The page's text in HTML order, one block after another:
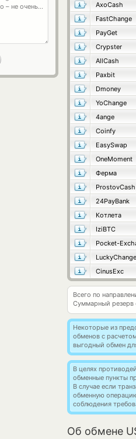
AxoCash
FastChange
PayGet
Crypster
AllCash
Paxbit
Dmoney
YoChange
4ange
Coinfy
EasySwap
OneMoment
Ферма
ProstovCash
24PayBank
Котлета
IziBTC
Pocket-
LuckyChange
CinusExc
Всего по
Суммарный резерв
Некоторые из
обменов с
выгодный обмен
В целях
обменные пункты
В случае если
обменную
соблюдения
Об обмене